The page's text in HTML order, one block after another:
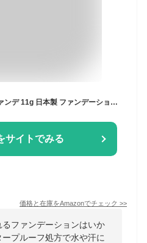
サイトでみる
価格と在庫をAmazonでチェック >>
ファンデーションはいか
プルーフ処方で水や汗に